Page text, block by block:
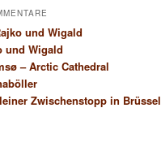
und Wigald
und Wigald
– Arctic Cathedral
Zwischenstopp in Brüssel